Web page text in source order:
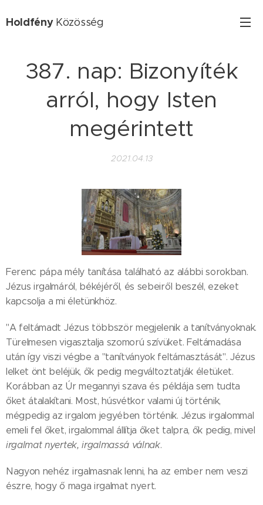
HoldfényKözösség
387. nap: Bizonyíték
arról, hogy Isten
megérintett
2021.04.13
Ferenc pápa mély tanítása található az alábbi sorokban.
Jézus irgalmáról, békéjéről, és sebeiről beszél, ezeket
kapcsolja a mi életünkhöz.
"A feltámadt Jézus többször megjelenik a tanítványoknak.
Türelmesen vigasztalja szomorú szívüket. Feltámadása
után így viszi végbe a "tanítványok feltámasztását". Jézus
lelket önt beléjük, ők pedig megváltoztatják életüket.
Korábban az Úr megannyi szava és példája sem tudta
őket átalakítani. Most, húsvétkor valami új történik,
mégpedig az irgalom jegyében történik. Jézus irgalommal
emeli fel őket, irgalommal állítja őket talpra, ők pedig, mivel
irgalmat nyertek, irgalmassá válnak.
Nagyon nehéz irgalmasnak lenni, ha az ember nem veszi
észre, hogy ő maga irgalmat nyert.